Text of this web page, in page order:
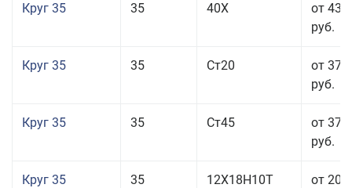
Круг 35 35 40Х
от 43
руб.
Круг 35 35 Ст20
от 37
руб.
Круг 35 35 Ст45
от 37
руб.
Круг 35 35 12Х18Н10Т
от 208